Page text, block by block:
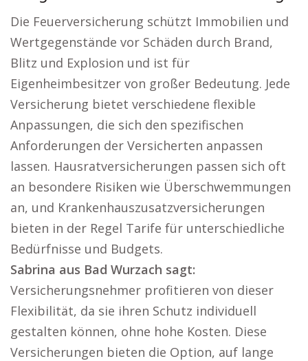
Die Feuerversicherung schützt Immobilien und
Wertgegenstände vor Schäden durch Brand,
Blitz und Explosion und ist für
Eigenheimbesitzer von großer Bedeutung. Jede
Versicherung bietet verschiedene flexible
Anpassungen, die sich den spezifischen
Anforderungen der Versicherten anpassen
lassen. Hausratversicherungen passen sich oft
an besondere Risiken wie Überschwemmungen
an, und Krankenhauszusatzversicherungen
bieten in der Regel Tarife für unterschiedliche
Bedürfnisse und Budgets.
Sabrina aus Bad Wurzach sagt:
Versicherungsnehmer profitieren von dieser
Flexibilität, da sie ihren Schutz individuell
gestalten können, ohne hohe Kosten. Diese
Versicherungen bieten die Option, auf lange